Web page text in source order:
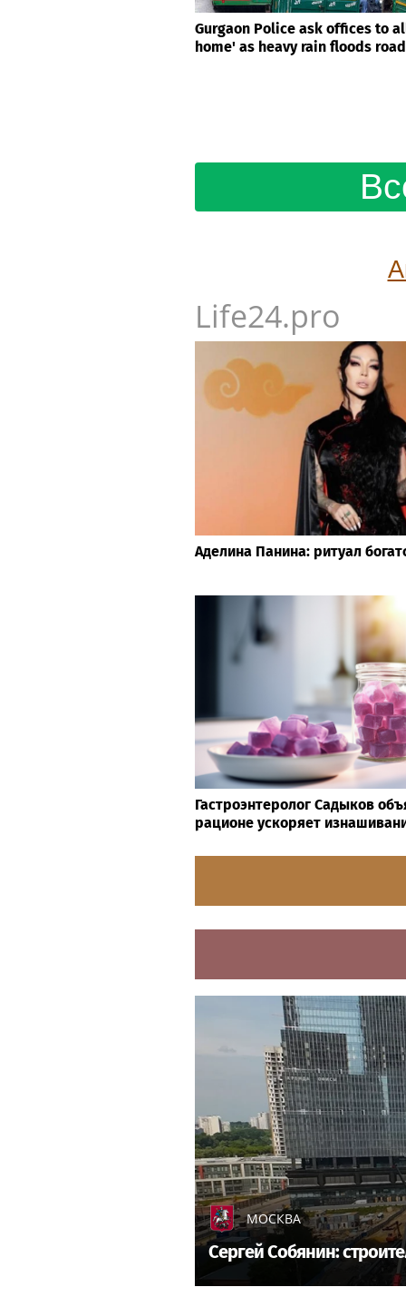
Gurgaon Police ask offices to
home' as heavy rain floods
Life24.pro
Аделина Панина: ритуал
Гастроэнтеролог Садыков
рационе ускоряет
МОСКВА
Сергей Собянин: